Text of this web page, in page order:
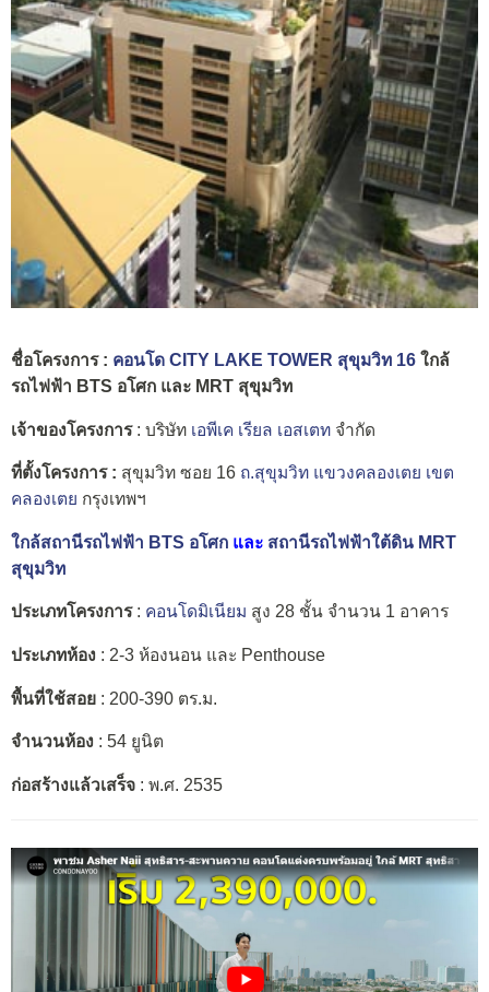
ชื่อโครงการ : คอนโด CITY LAKE TOWER สุขุมวิท 16 ใกล้
รถไฟฟ้า BTS อโศก และ MRT สุขุมวิท
เจ้าของโครงการ: บริษัท เอพีเค เรียล เอสเตท จำกัด
ที่ตั้งโครงการ : สุขุมวิท ซอย 16 ถ.สุขุมวิท แขวงคลองเตย เขต
คลองเตย กรุงเทพฯ
ใกล้สถานีรถไฟฟ้า BTS อโศก และ สถานีรถไฟฟ้าใต้ดิน MRT
สุขุมวิท
ประเภทโครงการ: คอนโดมิเนียม สูง 28 ชั้น จำนวน 1 อาคาร
ประเภทห้อง : 2-3 ห้องนอน และ Penthouse
พื้นที่ใช้สอย : 200-390 ตร.ม.
จำนวนห้อง : 54 ยูนิต
ก่อสร้างแล้วเสร็จ : พ.ศ. 2535